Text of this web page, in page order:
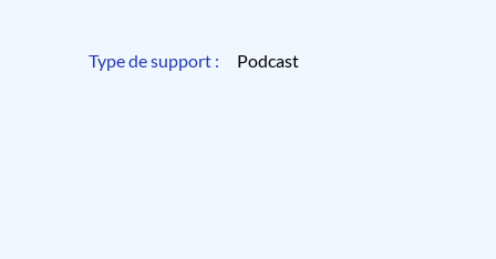
Type de support : Podcast